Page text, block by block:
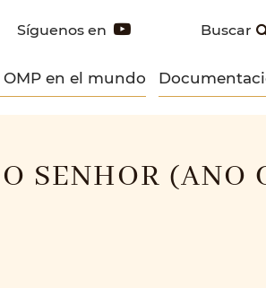
Buscar
Síguenos en
OMP en el mundo
SENHOR (ANO